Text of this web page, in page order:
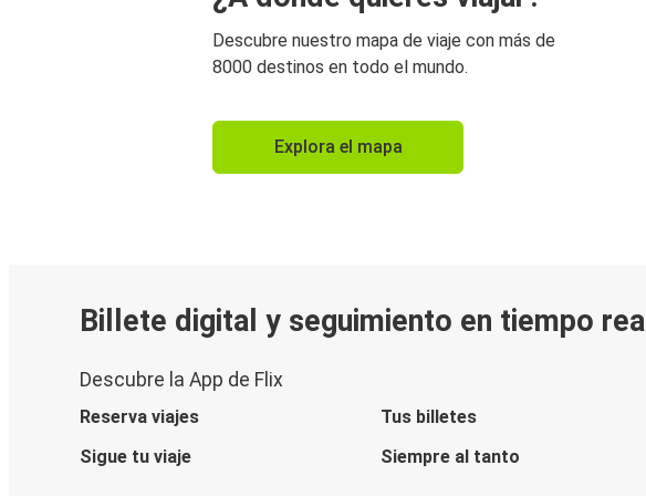
Descubre nuestro mapa de viaje con más de
8000 destinos en todo el mundo.
Explora el mapa
Billete digital y seguimiento en tiempo real
Descubre la App de Flix
Reserva viajes
Tus billetes
Sigue tu viaje
Siempre al tanto